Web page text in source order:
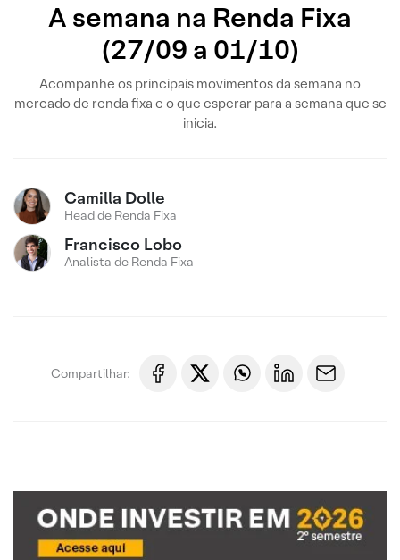
A semana na Renda Fixa
(27/09 a 01/10)
Acompanhe os principais movimentos da semana no
mercado de renda fixa e o que esperar para a semana que se
inicia.
Camilla Dolle
Head de Renda Fixa
Francisco Lobo
Analista de Renda Fixa
Compartilhar: